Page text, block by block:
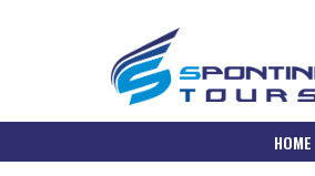
HOME